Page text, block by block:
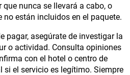
nunca se llevará a cabo, o
no están incluidos en el paquete.
pagar, asegúrate de investigar la
o actividad. Consulta opiniones
con el hotel o centro de
el servicio es legítimo. Siempre